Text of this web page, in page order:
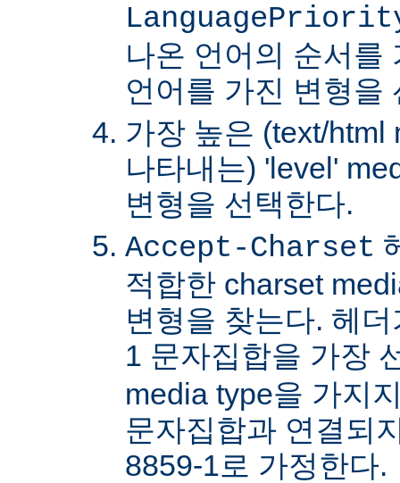
나온 언어의 순서를
언어를 가진 변형을
가장 높은 (text/html
나타내는) 'level'
변형을 선택한다.
Accept-Charset
적합한 charset
변형을 찾는다. 헤
1 문자집합을 가장
media type을 가지
문자집합과 연결되
8859-1로 가정한다.